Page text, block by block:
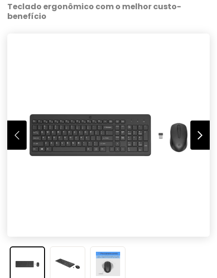
Teclado ergonômico com o melhor custo-
benefício